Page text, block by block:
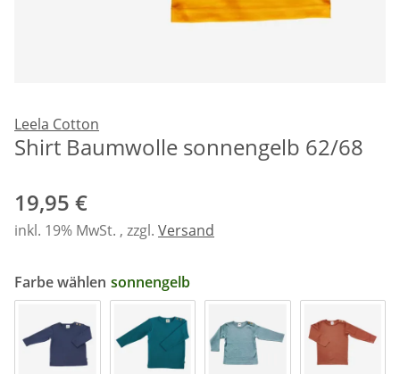
Leela Cotton
Shirt Baumwolle sonnengelb 62/68
19,95 €
inkl. 19% MwSt. , zzgl. Versand
Farbe wählen sonnengelb